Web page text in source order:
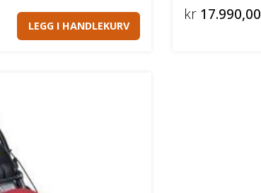
LEGG I HANDLEKURV
kr 17.990,00